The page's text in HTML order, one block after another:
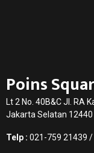
Poins
Lt 2 No. 40B&C Jl. RA
Jakarta Selatan 12440
Telp : 021-759 21439